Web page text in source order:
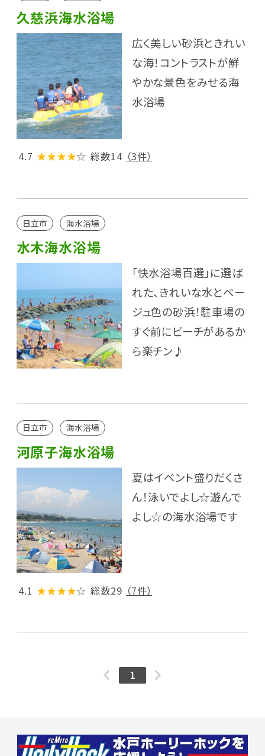
久慈浜海水浴場
広く美しい砂浜ときれい
な海！コントラストが鮮
やかな景色をみせる海
水浴場
4.7 ★★★★☆ 総数14 （3件）
日立市 海水浴場
水木海水浴場
「快水浴場百選」に選ば
れた、きれいな水とベー
ジュ色の砂浜！駐車場の
すぐ前にビーチがあるか
ら楽チン♪
日立市 海水浴場
河原子海水浴場
夏はイベント盛りだくさ
ん！泳いでよし☆遊んで
よし☆の海水浴場です
4.1 ★★★★☆ 総数29 （7件）
1